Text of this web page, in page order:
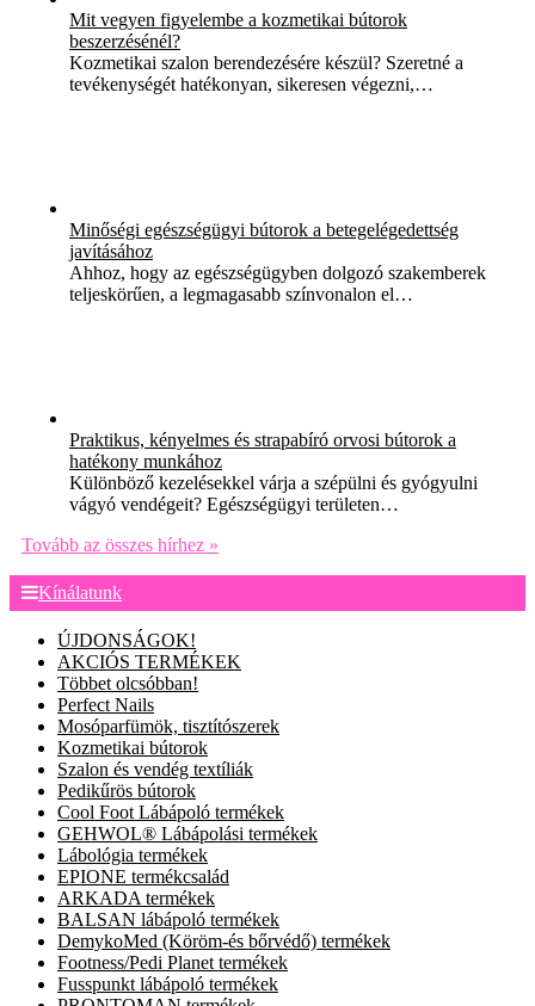
Mit vegyen figyelembe a kozmetikai bútorok
beszerzésénél?
Kozmetikai szalon berendezésére készül? Szeretné a
tevékenységét hatékonyan, sikeresen végezni,…
Minőségi egészségügyi bútorok a betegelégedettség
javításához
Ahhoz, hogy az egészségügyben dolgozó szakemberek
teljeskörűen, a legmagasabb színvonalon el…
Praktikus, kényelmes és strapabíró orvosi bútorok a
hatékony munkához
Különböző kezelésekkel várja a szépülni és gyógyulni
vágyó vendégeit? Egészségügyi területen…
Tovább az összes hírhez »
Kínálatunk
ÚJDONSÁGOK!
AKCIÓS TERMÉKEK
Többet olcsóbban!
Perfect Nails
Mosóparfümök, tisztítószerek
Kozmetikai bútorok
Szalon és vendég textíliák
Pedikűrös bútorok
Cool Foot Lábápoló termékek
GEHWOL® Lábápolási termékek
Lábológia termékek
EPIONE termékcsalád
ARKADA termékek
BALSAN lábápoló termékek
DemykoMed (Köröm-és bőrvédő) termékek
Footness/Pedi Planet termékek
Fusspunkt lábápoló termékek